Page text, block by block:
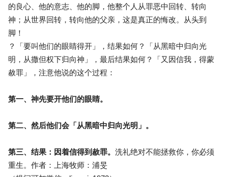
的良心、他的意志、他的脚，他整个人从罪恶中回转、转向
神；从世界回转，转向他的父亲，这是真正的悔改。从头到
脚！
？「要叫他们的眼睛得开」，结果如何？「从黑暗中归向光
明，从撒但权下归向神」，最后结果如何？「又因信我，得蒙
赦罪」，注意他说的这个过程：
第一、神先要开他们的眼睛。
第二、然后他们会「从黑暗中归向光明」。
第三、结果：因着信得到赦罪。 洗礼绝对不能拯救你，你必须
重生。作者：上海牧师：浦旻